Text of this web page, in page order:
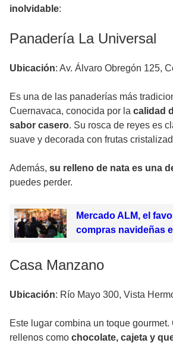
inolvidable:
Panadería La Universal
Ubicación: Av. Álvaro Obregón 125,
Es una de las panaderías más
Cuernavaca, conocida por la calidad
sabor casero. Su rosca de reyes es
suave y decorada con frutas
Además, su relleno de nata es una
puedes perder.
Mercado ALM, el
compras navideñas
Casa Manzano
Ubicación: Río Mayo 300, Vista
Este lugar combina un toque gourmet.
rellenos como chocolate, cajeta y